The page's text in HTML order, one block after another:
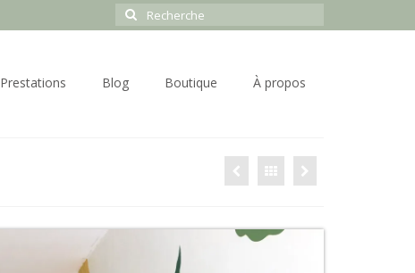
Rechercher
:
Prestations Blog Boutique À propos